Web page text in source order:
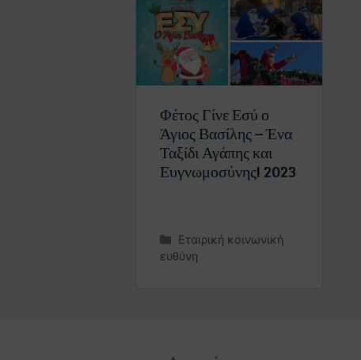
Φέτος Γίνε Εσύ ο
Άγιος Βασίλης – Ένα
Ταξίδι Αγάπης και
Ευγνωμοσύνης! 2023
Εταιρική κοινωνική
ευθύνη